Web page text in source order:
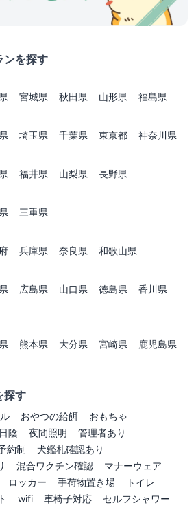
ンを探す
宮城県 秋田県 山形県
福島県
埼玉県 千葉県 東京都
神奈川県
福井県 山梨県
長野県
三重県
兵庫県 奈良県
和歌山県
広島県 山口県 徳島県
香川県
熊本県 大分県 宮崎県
鹿児島県
探す
おやつの給餌
おもちゃ
日陰 夜間照明
管理者あり
約制
犬鑑札確認あり
混合ワクチン確認
マナーウェア
ロッカー 手荷物置き場
トイレ
wifi 車椅子対応
セルフシャワー